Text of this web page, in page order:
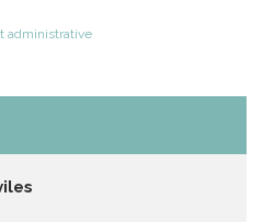
administrative